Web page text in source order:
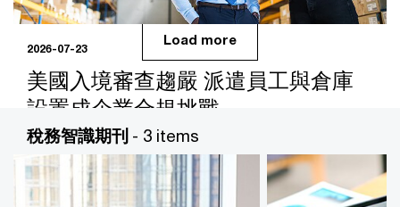
2026-07-23
美國入境審查趨嚴 派遣員工與倉庫
設置成企業合規挑戰
隨著台美經濟交流日益密切，台灣企業頻繁派遣員工赴美
執行業務，並設置倉庫以提升物流效率...
Load more
稅務智識期刊 - 3 items